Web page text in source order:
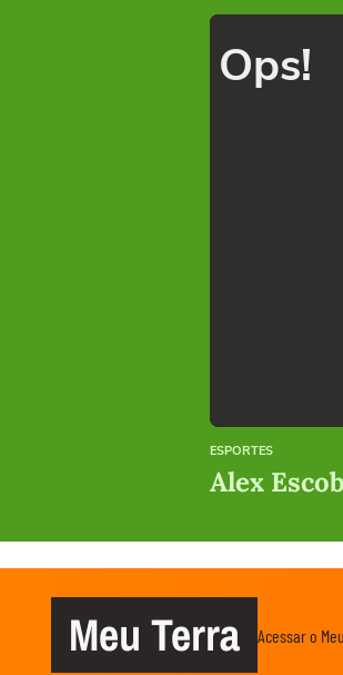
Ops!
ESPORTES
Alex
Meu Terra Acessar o